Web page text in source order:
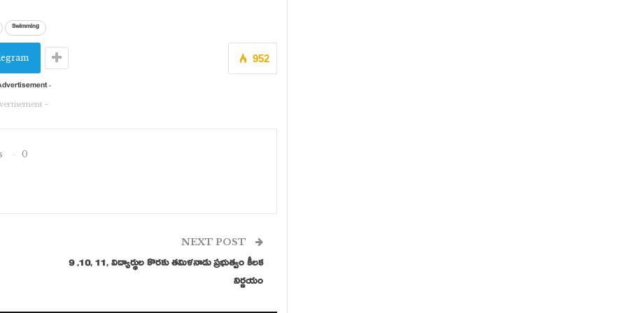
Swimming
952
-
0
NEXT POST
9 ,10, 11, విద్యార్థుల కొరకు తమిళనాడు ప్రభుత్వం కీలక
నిర్ణయం